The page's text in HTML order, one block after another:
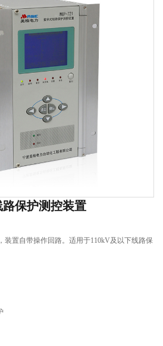
保护测控装置
装置自带操作回路。适用于110kV及以下线路保